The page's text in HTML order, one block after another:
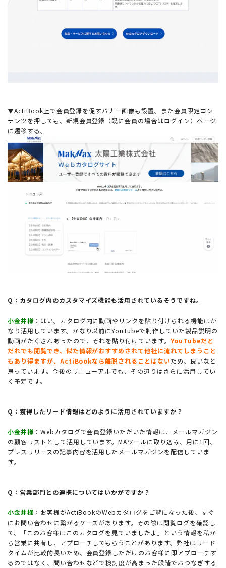
▼ActiBook上で会員登録を促すバナー画像も設置。また会員限定コン
テンツを押しても、新規会員登録（既に会員の場合はログイン）ページ
に遷移する。
Q：カタログ内のカスタマイズ機能も活用されているそうですね。
小金井様 ：はい。カタログ内に動画やリンクを貼り付けられる機能はか
なり活用しています。かなり以前にYouTubeで制作していた製品説明の
動画がたくさんあったので、それを貼り付けています。YouTubeだと
だれでも閲覧でき、似た情報がおすすめされて他社に流れてしまうこと
もあり得ますが、ActiBookなら離脱されることはないため、良いなと
思っています。今後のリニューアルでも、その辺りはさらに活用してい
く予定です。
Q：獲得したリード情報はどのように活用されていますか？
小金井様 ：Webカタログで会員登録いただいた情報は、メールマガジン
の顧客リストとして活用しています。MAツールに取り込み、月に1回、
プレスリリースの記事内容を活用したメールマガジンを配信していま
す。
Q：営業部門との連携についてはいかがですか？
小金井様 ：お客様がActiBookのWebカタログをご覧になった後、すぐ
にお問い合わせに繋がるケースがあります。その際は閲覧ログを確認し
て、「このお客様はこのカタログを見ていましたよ」という情報を私か
ら営業に共有し、アプローチしてもらうことがあります。弊社はリード
タイムが比較的長いため、会員登録しただけのお客様に即アプローチす
るのではなく、問い合わせなどで検討度が高まった段階でおつなぎする